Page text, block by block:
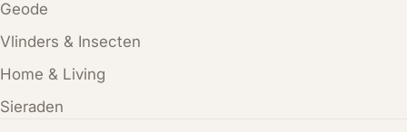
Geode
Vlinders & Insecten
Home & Living
Sieraden